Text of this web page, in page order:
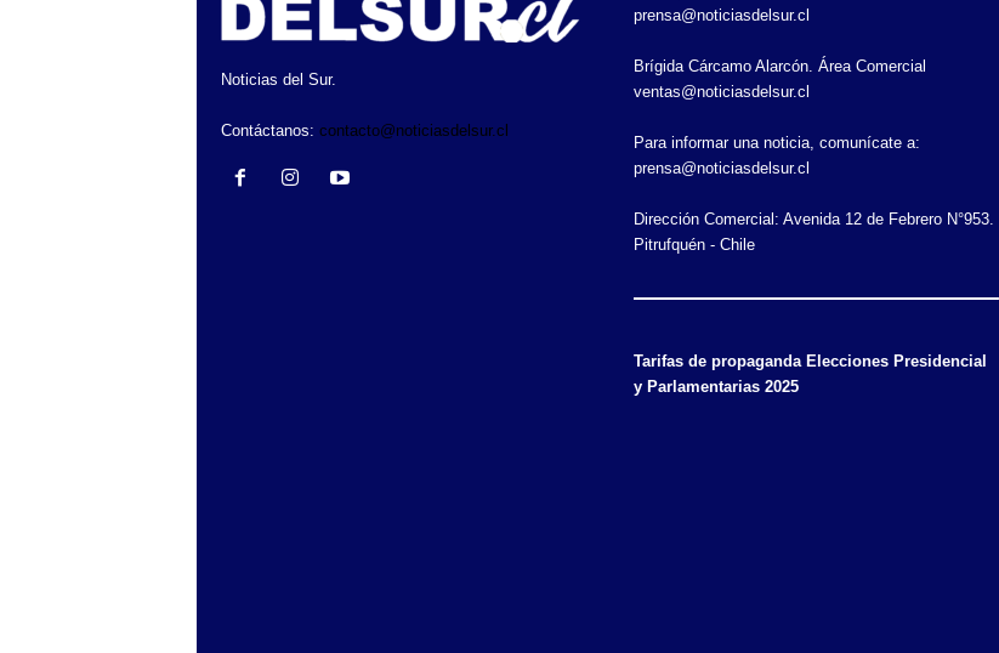
Noticias del Sur.
Contáctanos: contacto@noticiasdelsur.cl
prensa@noticiasdelsur.cl
Brígida Cárcamo Alarcón. Área Comercial
ventas@noticiasdelsur.cl
Para informar una noticia, comunícate a:
prensa@noticiasdelsur.cl
Dirección Comercial: Avenida 12 de Febrero N°953.
Pitrufquén - Chile
Tarifas de propaganda Elecciones Presidencial
y Parlamentarias 2025